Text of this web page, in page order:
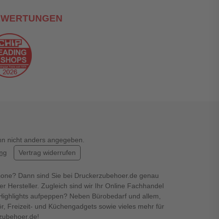
nicht anders angegeben.
Vertrag widerrufen
Dann sind Sie bei Druckerzubehoer.de genau
Hersteller. Zugleich sind wir Ihr Online Fachhandel
aufpeppen? Neben Bürobedarf und allem,
Freizeit- und Küchengadgets sowie vieles mehr für